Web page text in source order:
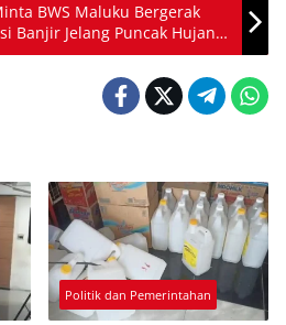
BWS Maluku Bergerak
Banjir Jelang Puncak Hujan
Politik dan Pemerintahan